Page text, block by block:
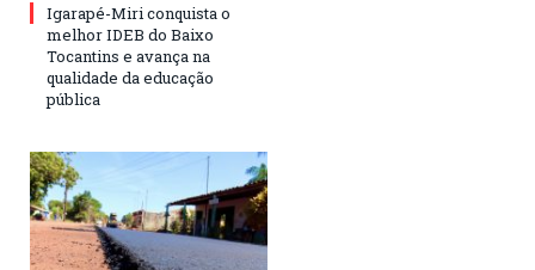
Igarapé-Miri conquista o
melhor IDEB do Baixo
Tocantins e avança na
qualidade da educação
pública